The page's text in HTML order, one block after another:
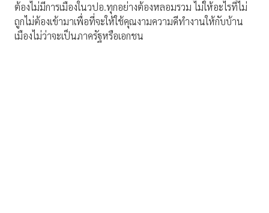
ต้องไม่มีการเมืองในวปอ.ทุกอย่างต้องหลอมรวม ไม่ให้อะไรที่ไม่
ถูกไม่ต้องเข้ามาเพื่อที่จะให้ใช้คุณงามความดีทำงานให้กับบ้าน
เมืองไม่ว่าจะเป็นภาครัฐหรือเอกชน